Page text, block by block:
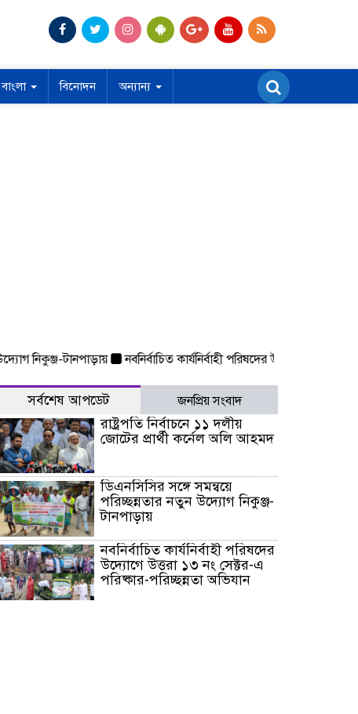
বিনোদন অন্যান্য
টানপাড়ায় নবনির্বাচিত কার্যনির্বাহী পরিষদের উদ্যোগে উত্তরা ১৩ নং
সর্বশেষ আপডেট জনপ্রিয় সংবাদ
রাষ্ট্রপতি নির্বাচনে ১১ দলীয়
জোটের প্রার্থী কর্নেল অলি আহমদ
ডিএনসিসির সঙ্গে সমন্বয়ে
পরিচ্ছন্নতার নতুন উদ্যোগ নিকুঞ্জ-
টানপাড়ায়
নবনির্বাচিত কার্যনির্বাহী পরিষদের
উদ্যোগে উত্তরা ১৩ নং সেক্টর-এ
পরিষ্কার-পরিচ্ছন্নতা অভিযান